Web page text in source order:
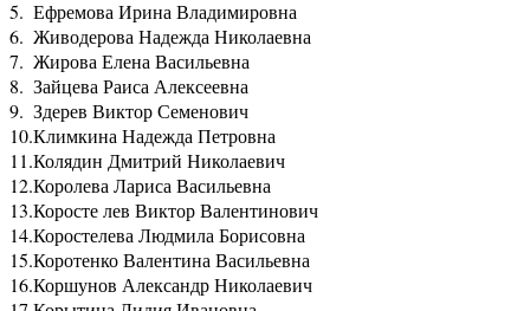
5. Ефремова Ирина Владимировна
6. Живодерова Надежда Николаевна
7. Жирова Елена Васильевна
8. Зайцева Раиса Алексеевна
9. Здерев Виктор Семенович
10.Климкина Надежда Петровна
11.Колядин Дмитрий Николаевич
12.Королева Лариса Васильевна
13.Коросте лев Виктор Валентинович
14.Коростелева Людмила Борисовна
15.Коротенко Валентина Васильевна
16.Коршунов Александр Николаевич